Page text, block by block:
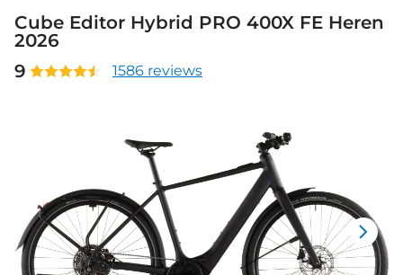
Cube Editor Hybrid PRO 400X FE Heren
2026
9
1586 reviews